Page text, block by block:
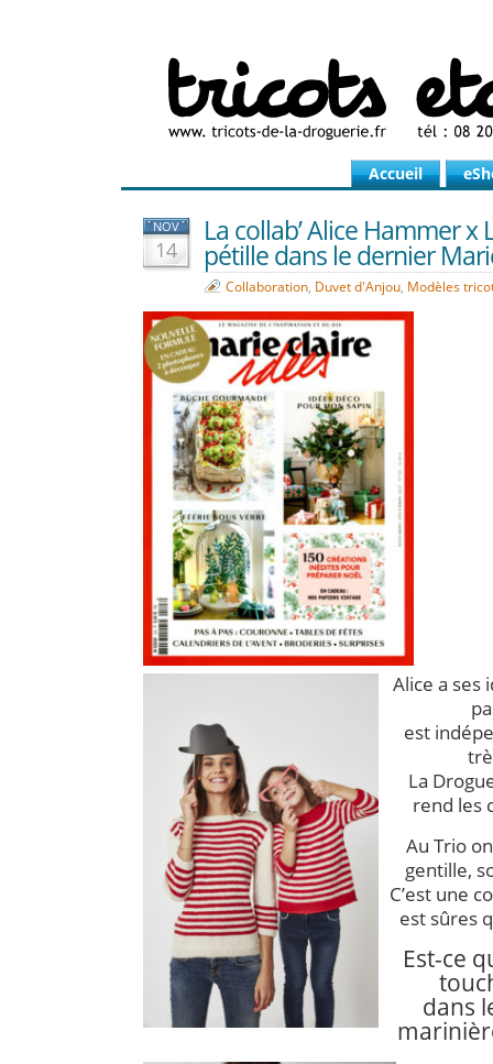
Accueil
NOV
14
La collab’ Alice Hammer x
pétille dans le dernier
Collaboration, Duvet d'Anjou, Modèles
Alice a ses
est
La
rend les
Au Trio
gentille,
C’est une
est sûres
Est-ce
dans